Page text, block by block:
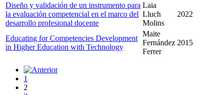
Diseño y validación de un instrumento para
la evaluación competencial en el marco del
desarrollo profesional docente
Laia
Lluch
Molins
2022
Educating for Competencies Development
in Higher Education with Technology
Maite
Fernández
Ferrer
2015
1
2